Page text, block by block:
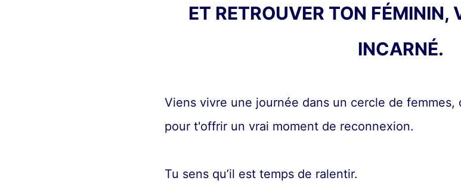
ET RETROUVER TON FÉMININ,
INCARNÉ.
Viens vivre une journée dans un cercle de femmes,
pour t'offrir un vrai moment de reconnexion.
Tu sens qu’il est temps de ralentir.